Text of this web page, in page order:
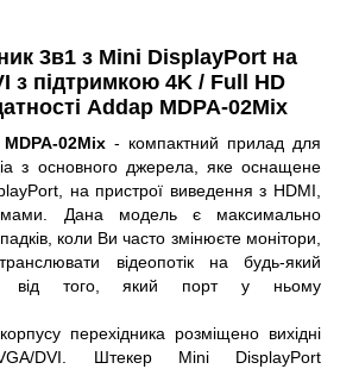
3в1 з Mini DisplayPort на
з підтримкою 4K / Full HD
Addap MDPA-02Mix
02Mix - компактний прилад для
з основного джерела, яке оснащене
на пристрої виведення з HDMI,
Дана модель є максимально
коли Ви часто змінюєте монітори,
відеопотік на будь-який
від того, який порт у ньому
перехідника розміщено вихідні
VGA/DVI. Штекер Mini DisplayPort